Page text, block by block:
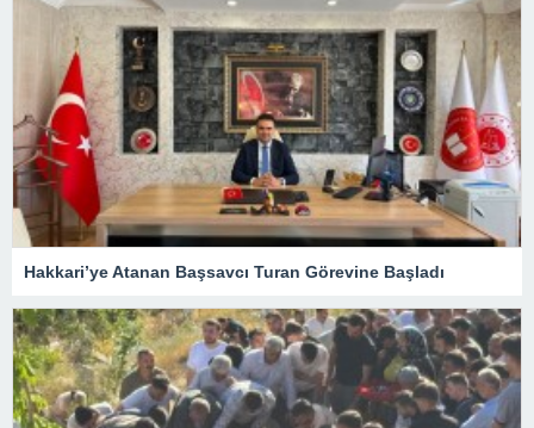
Hakkari’ye Atanan Başsavcı Turan Görevine Başladı